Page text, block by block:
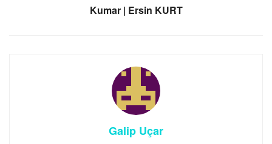
Kumar | Ersin KURT
Galip Uçar